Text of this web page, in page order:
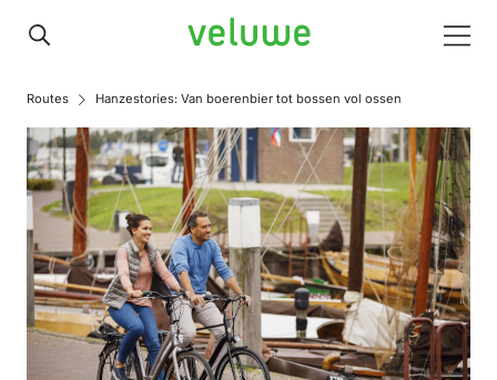
Veluwe
Routes Hanzestories: Van boerenbier tot bossen vol ossen